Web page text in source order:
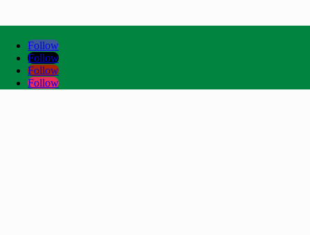
Follow
Follow
Follow
Follow